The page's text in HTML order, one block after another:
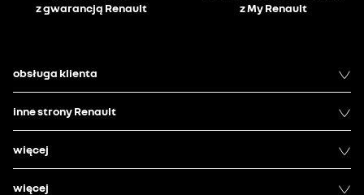
z gwarancją Renault
z My Renault
obsługa klienta
inne strony Renault
więcej
więcej